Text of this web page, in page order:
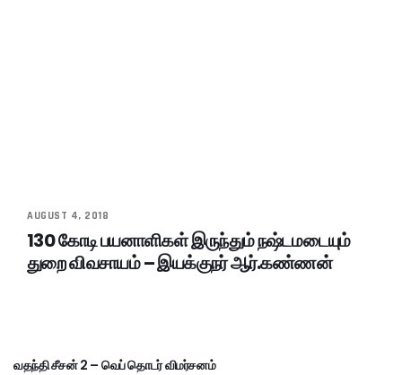
AUGUST 4, 2018
130 கோடி பயனாளிகள் இருந்தும் நஷ்டமடையும்
துறை விவசாயம் – இயக்குநர் ஆர்.கண்ணன்
வதந்தி சீசன் 2 – வெப் தொடர் விமர்சனம்